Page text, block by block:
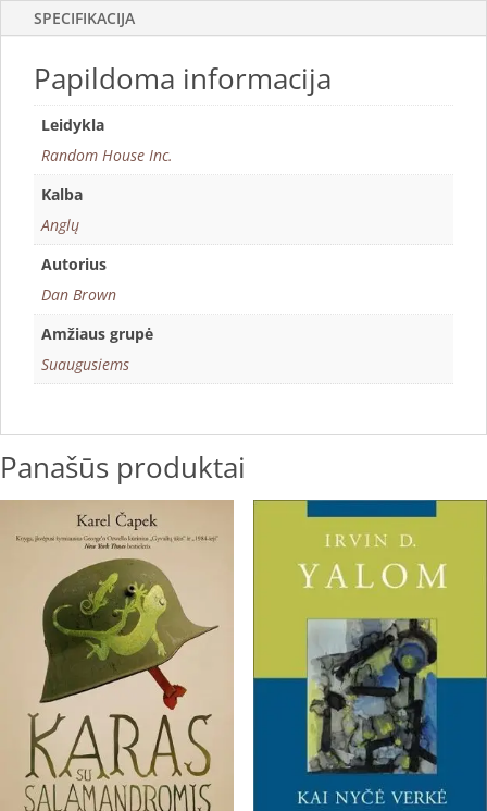
SPECIFIKACIJA
Papildoma informacija
Leidykla
Random House Inc.
Kalba
Anglų
Autorius
Dan Brown
Amžiaus grupė
Suaugusiems
Panašūs produktai